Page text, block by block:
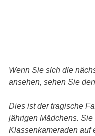
Wenn Sie sich die
ansehen, sehen Sie
Dies ist der tragische
jährigen Mädchens. Sie
Klassenkameraden auf